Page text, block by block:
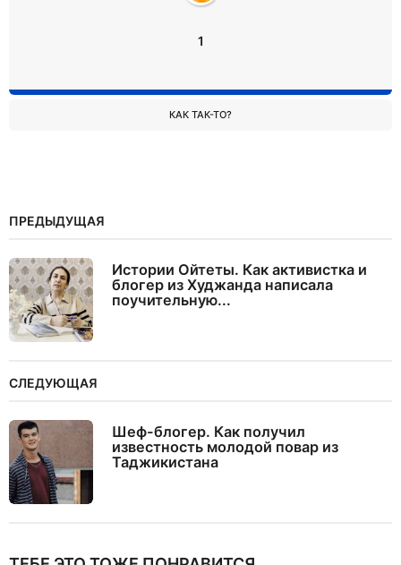
1
КАК ТАК-ТО?
ПРЕДЫДУЩАЯ
Истории Ойтеты. Как активистка и
блогер из Худжанда написала
поучительную...
СЛЕДУЮЩАЯ
Шеф-блогер. Как получил
известность молодой повар из
Таджикистана